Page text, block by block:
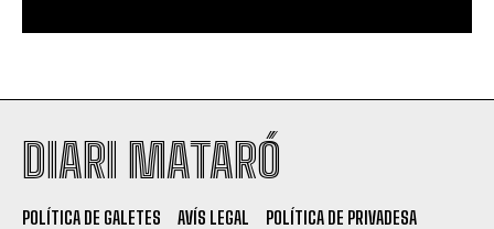
DIARI MATARÓ
POLÍTICA DE GALETES AVÍS LEGAL POLÍTICA DE PRIVADESA